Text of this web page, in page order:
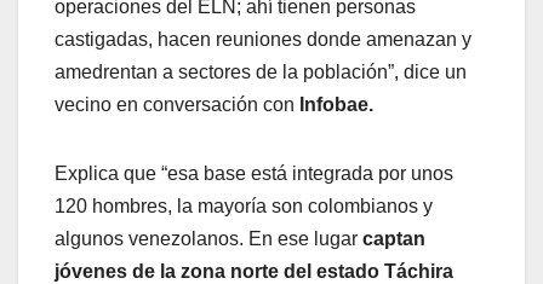
operaciones del ELN; ahí tienen personas
castigadas, hacen reuniones donde amenazan y
amedrentan a sectores de la población”, dice un
vecino en conversación con Infobae.
Explica que “esa base está integrada por unos
120 hombres, la mayoría son colombianos y
algunos venezolanos. En ese lugar captan
jóvenes de la zona norte del estado Táchira